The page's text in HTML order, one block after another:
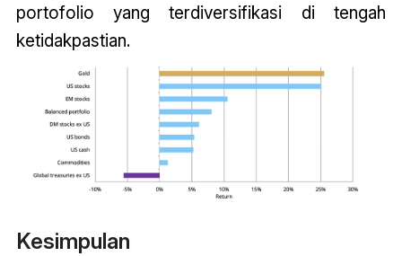
portofolio yang terdiversifikasi di tengah
ketidakpastian.
Kesimpulan